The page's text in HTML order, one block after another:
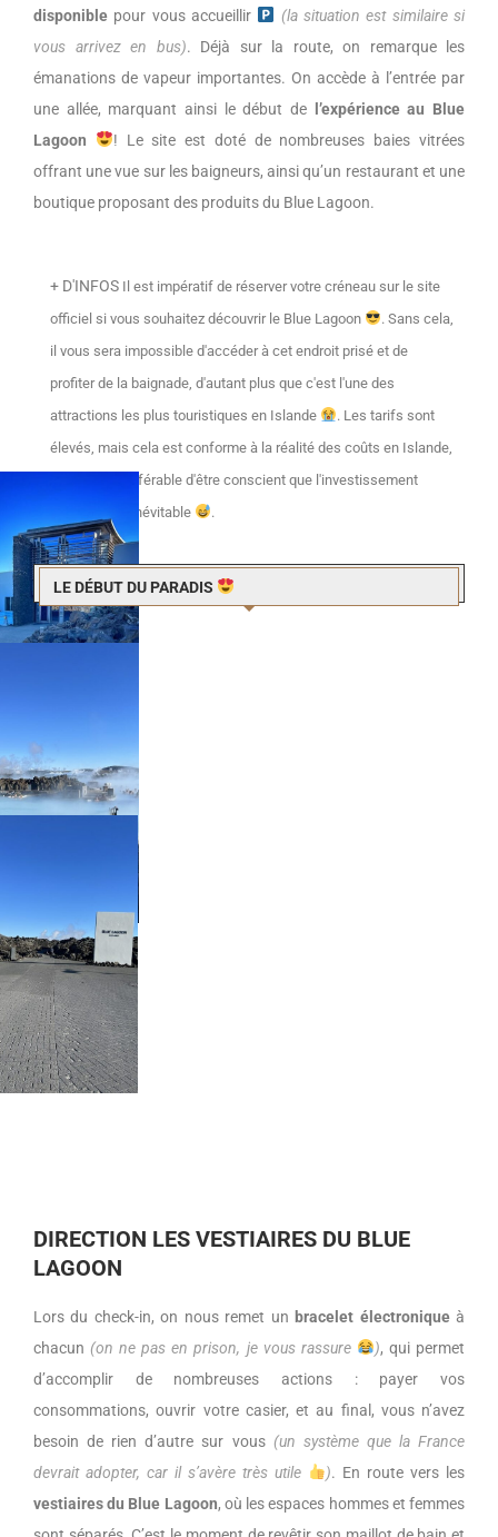
disponible pour vous accueillir
(la situation est similaire si
vous arrivez en bus). Déjà sur la route, on remarque les
émanations de vapeur importantes. On accède à l’entrée par
une allée, marquant ainsi le début de l’expérience au Blue
Lagoon
! Le site est doté de nombreuses baies vitrées
offrant une vue sur les baigneurs, ainsi qu’un restaurant et une
boutique proposant des produits du Blue Lagoon.
+ D'INFOS Il est impératif de réserver votre créneau sur le site
officiel si vous souhaitez découvrir le Blue Lagoon
. Sans cela,
il vous sera impossible d'accéder à cet endroit prisé et de
profiter de la baignade, d'autant plus que c'est l'une des
attractions les plus touristiques en Islande
. Les tarifs sont
élevés, mais cela est conforme à la réalité des coûts en Islande,
donc il est préférable d'être conscient que l'investissement
financier est inévitable
.
LE DÉBUT DU PARADIS
DIRECTION LES VESTIAIRES DU BLUE
LAGOON
Lors du check-in, on nous remet unbracelet électroniqueà
chacun (on ne pas en prison, je vous rassure ), qui permet
d’accomplir de nombreuses actions : payer vos
consommations, ouvrir votre casier, et au final, vous n’avez
besoin de rien d’autre sur vous (un système que la France
devrait adopter, car il s’avère très utile
). En route vers les
vestiaires du Blue Lagoon, où les espaces hommes et femmes